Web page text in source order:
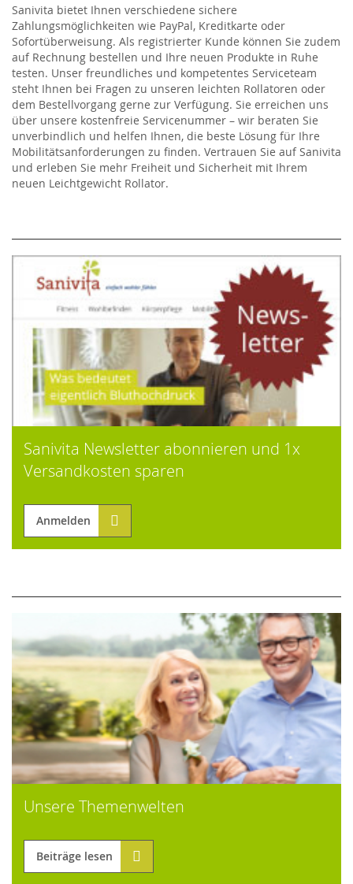
Sanivita Newsletter abonnieren und 1x
Versandkosten sparen
Anmelden
Unsere Themenwelten
Beiträge lesen
Sanivita bietet Ihnen verschiedene sichere
Zahlungsmöglichkeiten wie PayPal, Kreditkarte oder
Sofortüberweisung. Als registrierter Kunde können Sie zudem
auf Rechnung bestellen und Ihre neuen Produkte in Ruhe
testen. Unser freundliches und kompetentes Serviceteam
steht Ihnen bei Fragen zu unseren leichten Rollatoren oder
dem Bestellvorgang gerne zur Verfügung. Sie erreichen uns
über unsere kostenfreie Servicenummer – wir beraten Sie
unverbindlich und helfen Ihnen, die beste Lösung für Ihre
Mobilitätsanforderungen zu finden. Vertrauen Sie auf Sanivita
und erleben Sie mehr Freiheit und Sicherheit mit Ihrem
neuen Leichtgewicht Rollator.